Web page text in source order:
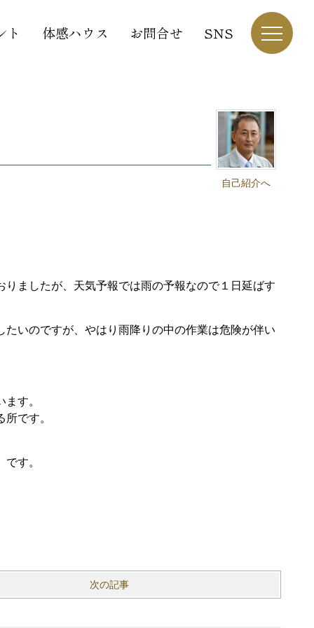
ト 体感ハウス お問合せ SNS
自己紹介へ
ましたが、天気予報では雨の予報なので１日延ばす
いのですが、やはり雨降りの中の作業は危険が伴い
す。
です。
す。
次の記事